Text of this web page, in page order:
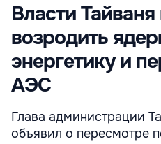
Власти
возродить
энергетику и
АЭС
Глава администрации
объявил о пересмотре